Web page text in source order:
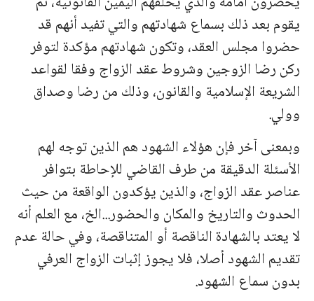
يقوم بعد ذلك بسماع شهادتهم والتي تفيد أنهم قد
حضروا مجلس العقد، وتكون شهادتهم مؤكدة لتوفر
ركن رضا الزوجين وشروط عقد الزواج وفقا لقواعد
الشريعة الإسلامية والقانون، وذلك من رضا وصداق
وولي.
وبمعنى آخر فإن هؤلاء الشهود هم الذين توجه لهم
الأسئلة الدقيقة من طرف القاضي للإحاطة بتوافر
عناصر عقد الزواج، والذين يؤكدون الواقعة من حيث
الحدوث والتاريخ والمكان والحضور...الخ، مع العلم أنه
لا يعتد بالشهادة الناقصة أو المتناقصة، وفي حالة عدم
تقديم الشهود أصلا، فلا يجوز إثبات الزواج العرفي
بدون سماع الشهود.